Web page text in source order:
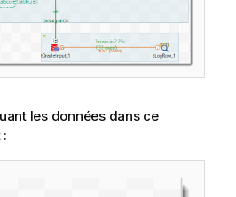
les données dans ce